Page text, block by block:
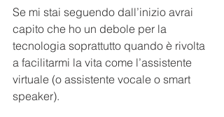
Se mi stai seguendo dall’inizio avrai
capito che ho un debole per la
tecnologia soprattutto quando è rivolta
a facilitarmi la vita come l’assistente
virtuale (o assistente vocale o smart
speaker).